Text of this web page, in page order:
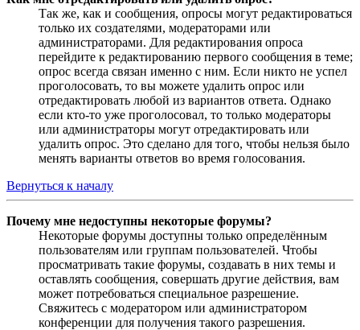
Так же, как и сообщения, опросы могут редактироваться
только их создателями, модераторами или
администраторами. Для редактирования опроса
перейдите к редактированию первого сообщения в теме;
опрос всегда связан именно с ним. Если никто не успел
проголосовать, то вы можете удалить опрос или
отредактировать любой из вариантов ответа. Однако
если кто-то уже проголосовал, то только модераторы
или администраторы могут отредактировать или
удалить опрос. Это сделано для того, чтобы нельзя было
менять варианты ответов во время голосования.
Вернуться к началу
Почему мне недоступны некоторые форумы?
Некоторые форумы доступны только определённым
пользователям или группам пользователей. Чтобы
просматривать такие форумы, создавать в них темы и
оставлять сообщения, совершать другие действия, вам
может потребоваться специальное разрешение.
Свяжитесь с модератором или администратором
конференции для получения такого разрешения.